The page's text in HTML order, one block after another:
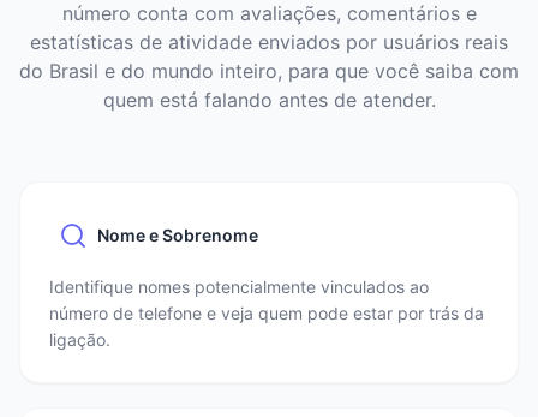
número conta com avaliações, comentários e
estatísticas de atividade enviados por usuários reais
do Brasil e do mundo inteiro, para que você saiba com
quem está falando antes de atender.
Nome e Sobrenome
Identifique nomes potencialmente vinculados ao
número de telefone e veja quem pode estar por trás da
ligação.